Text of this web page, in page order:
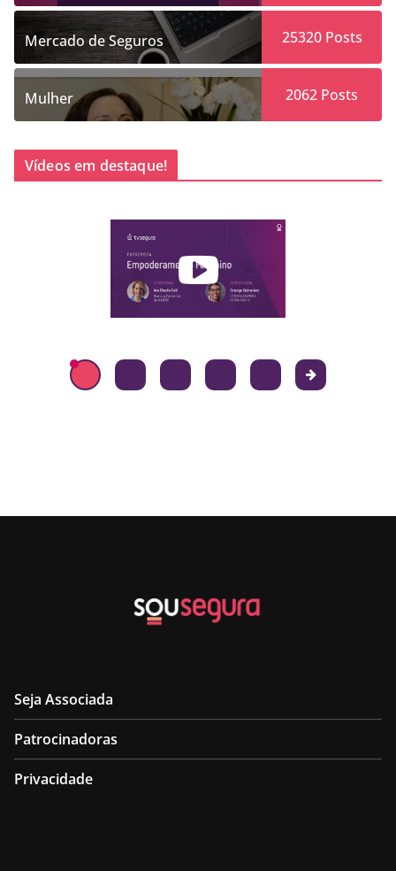
Mercado de Seguros 25320Posts
Mulher 2062 Posts
Vídeos em destaque!
Seja Associada
Patrocinadoras
Privacidade